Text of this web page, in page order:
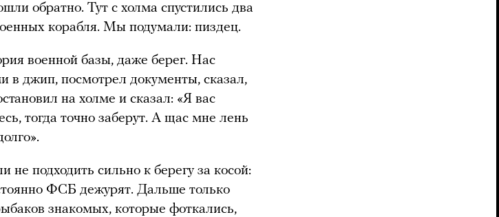
обратно. Тут с холма спустились два
корабля. Мы подумали: пиздец.
военной базы, даже берег. Нас
в джип, посмотрел документы, сказал,
на холме и сказал: «Я вас
тогда точно заберут. А щас мне лень
не подходить сильно к берегу за косой:
ФСБ дежурят. Дальше только
знакомых, которые фоткались,